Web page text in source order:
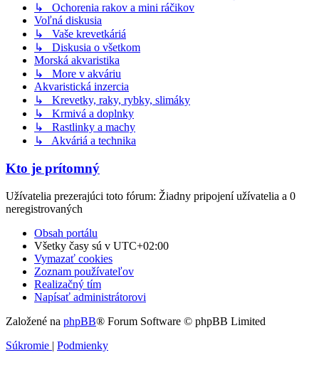
↳ Ochorenia rakov a mini ráčikov
Voľná diskusia
↳ Vaše krevetkáriá
↳ Diskusia o všetkom
Morská akvaristika
↳ More v akváriu
Akvaristická inzercia
↳ Krevetky, raky, rybky, slimáky
↳ Krmivá a doplnky
↳ Rastlinky a machy
↳ Akváriá a technika
Kto je prítomný
Užívatelia prezerajúci toto fórum: Žiadny pripojení užívatelia a 0
neregistrovaných
Obsah portálu
Všetky časy sú v UTC+02:00
Vymazať cookies
Zoznam používateľov
Realizačný tím
Napísať administrátorovi
Založené na phpBB® Forum Software © phpBB Limited
Súkromie | Podmienky